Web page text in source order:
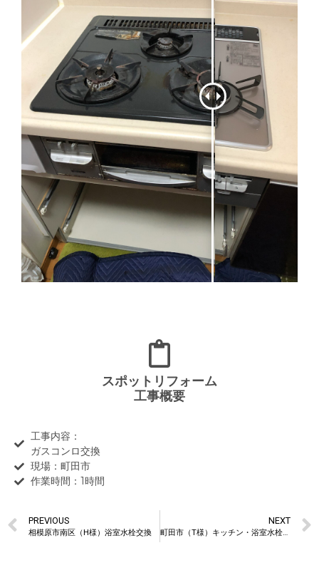
スポットリフォーム
工事概要
工事内容：
ガスコンロ交換
現場：町田市
作業時間：1時間
PREVIOUS
相模原市南区（H様）浴室水栓交換
NEXT
町田市（T様）キッチン・浴室水栓交換